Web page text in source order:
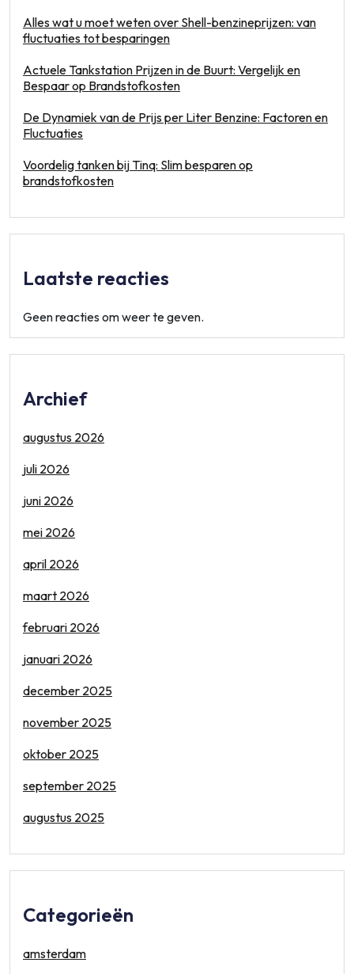
Alles wat u moet weten over Shell-benzineprijzen: van
fluctuaties tot besparingen
Actuele Tankstation Prijzen in de Buurt: Vergelijk en
Bespaar op Brandstofkosten
De Dynamiek van de Prijs per Liter Benzine: Factoren en
Fluctuaties
Voordelig tanken bij Tinq: Slim besparen op
brandstofkosten
Laatste reacties
Geen reacties om weer te geven.
Archief
augustus 2026
juli 2026
juni 2026
mei 2026
april 2026
maart 2026
februari 2026
januari 2026
december 2025
november 2025
oktober 2025
september 2025
augustus 2025
Categorieën
amsterdam